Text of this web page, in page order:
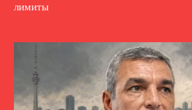
лимиты